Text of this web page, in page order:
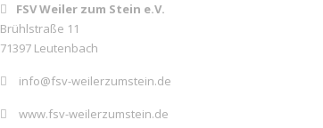
FSV Weiler zum Stein e.V.
Brühlstraße 11
71397 Leutenbach
info@fsv-weilerzumstein.de
www.fsv-weilerzumstein.de